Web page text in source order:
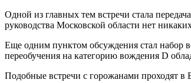
Одной из главных тем встречи стала
руководства Московской области нет
Еще одним пунктом обсуждения стал набор
переобучения на категорию вождения D
Подобные встречи с горожанами проходят в